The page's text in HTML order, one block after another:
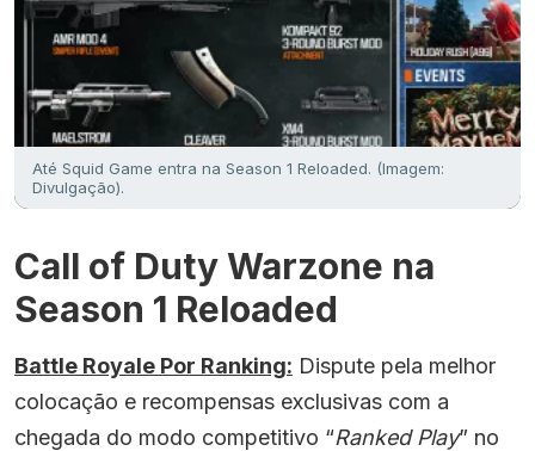
Até Squid Game entra na Season 1 Reloaded. (Imagem:
Divulgação).
Call of Duty Warzone na
Season 1 Reloaded
Battle Royale Por Ranking: Dispute pela melhor
colocação e recompensas exclusivas com a
chegada do modo competitivo “Ranked Play” no